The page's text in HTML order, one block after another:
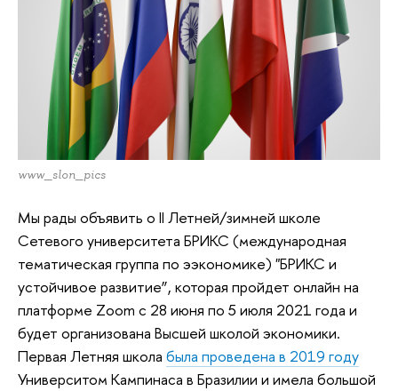
www_slon_pics
Мы рады объявить о II Летней/зимней школе
Сетевого университета БРИКС (международная
тематическая группа по ээкономике) "БРИКС и
устойчивое развитие”, которая пройдет онлайн на
платформе Zoom с 28 июня по 5 июля 2021 года и
будет организована Высшей школой экономики.
Первая Летняя школа была проведена в 2019 году
Университом Кампинаса в Бразилии и имела большой